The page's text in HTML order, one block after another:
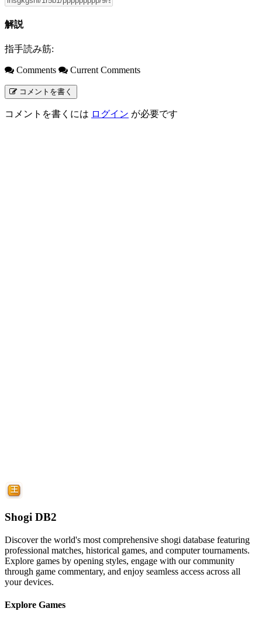
解説
指手読み筋:
Comments Current Comments
コメントを書く
コメントを書くには ログイン が必要です
Shogi DB2
Discover the world's most comprehensive shogi database featuring
professional matches, historical games, and computer tournaments.
Explore games by opening styles, engage with our community
through game commentary, and enjoy seamless access across all
your devices.
Explore Games